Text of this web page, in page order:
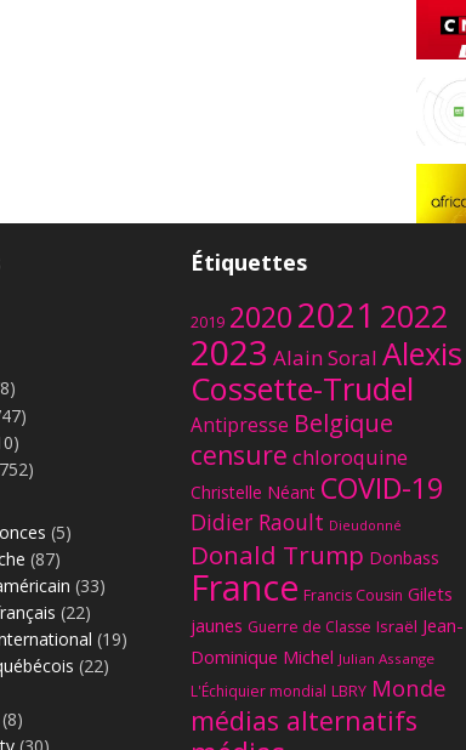
(5)
(87)
(33)
(22)
(19)
(22)
(8)
Étiquettes
2019 20202021 2022
2023 Alain Soral Alexis
Cossette-Trudel
Antipresse Belgique
censure chloroquine
Christelle Néant COVID-19
Didier Raoult Dieudonné
Donald Trump Donbass
France Francis Cousin Gilets
jaunes Guerre de Classe Israël Jean-
Dominique Michel Julian Assange
L'Échiquier mondial LBRY Monde
médias alternatifs